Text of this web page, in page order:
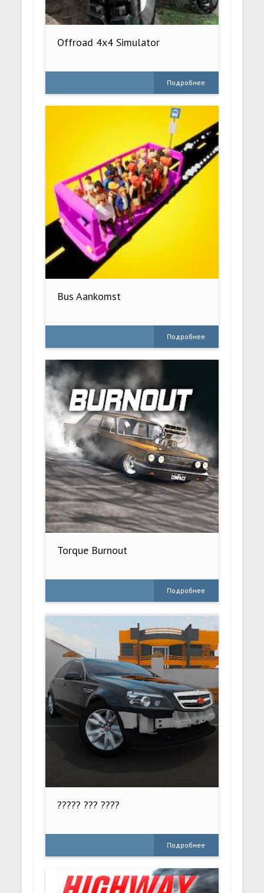
Offroad 4x4 Simulator
Подробнее
Bus Aankomst
Подробнее
Torque Burnout
Подробнее
????? ??? ????
Подробнее